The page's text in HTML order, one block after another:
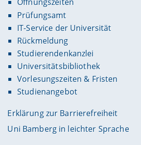
Öffnungszeiten
Prüfungsamt
IT-Service der Universität
Rückmeldung
Studierendenkanzlei
Universitätsbibliothek
Vorlesungszeiten & Fristen
Studienangebot
Erklärung zur Barrierefreiheit
Uni Bamberg in leichter Sprache